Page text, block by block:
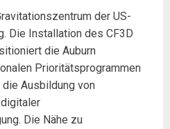
der US-
Die Installation des CF3D
die Auburn
Prioritätsprogrammen
Ausbildung von
Die Nähe zu